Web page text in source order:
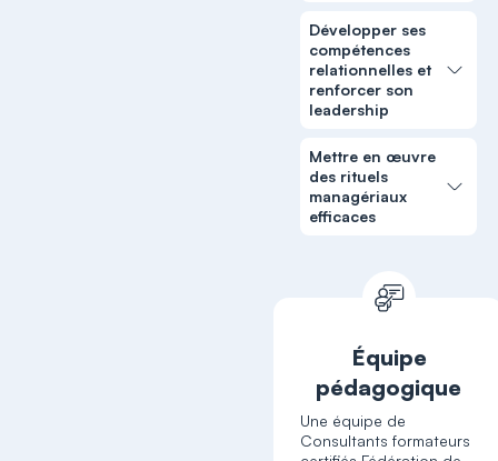
Développer ses
compétences
relationnelles et
renforcer son
leadership
Mettre en œuvre
des rituels
managériaux
efficaces
Équipe
pédagogique
Une équipe de
Consultants formateurs